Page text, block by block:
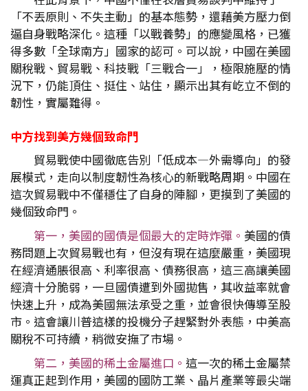
「不丟原則、不失主動」的基本態勢，還藉美方壓力倒
逼自身戰略深化。這種「以戰養勢」的應變風格，已獲
得多數「全球南方」國家的認可。可以說，中國在美國
關稅戰、貿易戰、科技戰「三戰合一」，極限施壓的情
況下，仍能頂住、挺住、站住，顯示出其有屹立不倒的
韌性，實屬難得。
中方找到美方幾個致命門
貿易戰使中國徹底告別「低成本—外需導向」的發
展模式，走向以制度韌性為核心的新戰略周期。中國在
這次貿易戰中不僅穩住了自身的陣腳，更摸到了美國的
幾個致命門。
第一，美國的國債是個最大的定時炸彈。 美國的債
務問題上次貿易戰也有，但沒有現在這麼嚴重，美國現
在經濟通脹很高、利率很高、債務很高，這三高讓美國
經濟十分脆弱，一旦國債遭到外國拋售，其收益率就會
快速上升，成為美國無法承受之重，並會很快傳導至股
市。這會讓川普這樣的投機分子趕緊對外表態，中美高
關稅不可持續，稍微安撫了市場。
第二，美國的稀土金屬進口。 這一次的稀土金屬禁
運真正起到作用，美國的國防工業、晶片產業等最尖端